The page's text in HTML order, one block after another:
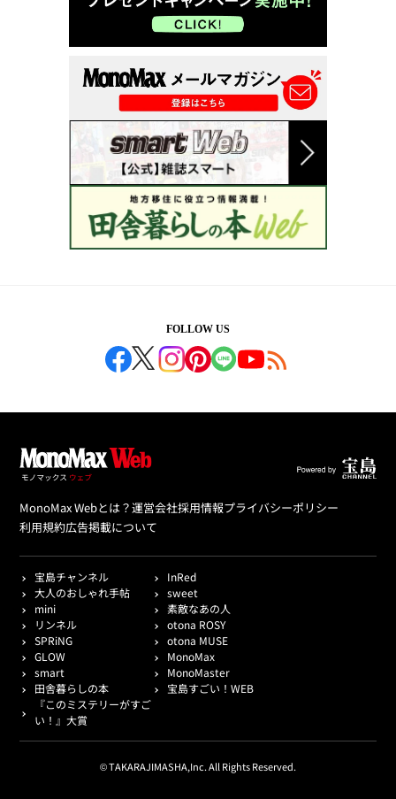
FOLLOW US
MonoMax Webとは？運営会社採用情報プライバシーポリシー
利用規約広告掲載について
宝島チャンネル
InRed
大人のおしゃれ手帖
sweet
mini
素敵なあの人
リンネル
otona ROSY
SPRiNG
otona MUSE
GLOW
MonoMax
smart
MonoMaster
田舎暮らしの本
宝島すごい！WEB
『このミステリーがすご
い！』大賞
© TAKARAJIMASHA,Inc. All Rights Reserved.